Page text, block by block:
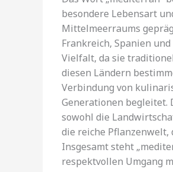
besondere Lebensart
Mittelmeerraums
Frankreich, Spanien
Vielfalt, da sie
diesen Ländern
Verbindung von
Generationen begleitet.
sowohl die
die reiche
Insgesamt steht
respektvollen Umgang